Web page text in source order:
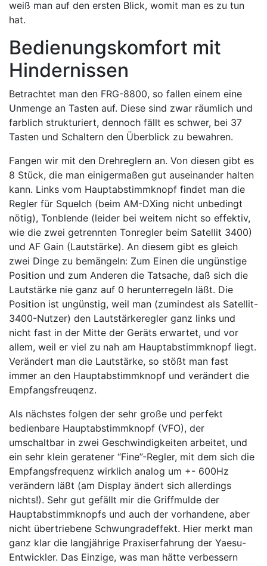
weiß man auf den ersten Blick, womit man es zu tun
hat.
Bedienungskomfort mit
Hindernissen
Betrachtet man den FRG-8800, so fallen einem eine
Unmenge an Tasten auf. Diese sind zwar räumlich und
farblich strukturiert, dennoch fällt es schwer, bei 37
Tasten und Schaltern den Überblick zu bewahren.
Fangen wir mit den Drehreglern an. Von diesen gibt es
8 Stück, die man einigermaßen gut auseinander halten
kann. Links vom Hauptabstimmknopf findet man die
Regler für Squelch (beim AM-DXing nicht unbedingt
nötig), Tonblende (leider bei weitem nicht so effektiv,
wie die zwei getrennten Tonregler beim Satellit 3400)
und AF Gain (Lautstärke). An diesem gibt es gleich
zwei Dinge zu bemängeln: Zum Einen die ungünstige
Position und zum Anderen die Tatsache, daß sich die
Lautstärke nie ganz auf 0 herunterregeln läßt. Die
Position ist ungünstig, weil man (zumindest als Satellit-
3400-Nutzer) den Lautstärkeregler ganz links und
nicht fast in der Mitte der Geräts erwartet, und vor
allem, weil er viel zu nah am Hauptabstimmknopf liegt.
Verändert man die Lautstärke, so stößt man fast
immer an den Hauptabstimmknopf und verändert die
Empfangsfreuqenz.
Als nächstes folgen der sehr große und perfekt
bedienbare Hauptabstimmknopf (VFO), der
umschaltbar in zwei Geschwindigkeiten arbeitet, und
ein sehr klein geratener “Fine”-Regler, mit dem sich die
Empfangsfrequenz wirklich analog um +- 600Hz
verändern läßt (am Display ändert sich allerdings
nichts!). Sehr gut gefällt mir die Griffmulde der
Hauptabstimmknopfs und auch der vorhandene, aber
nicht übertriebene Schwungradeffekt. Hier merkt man
ganz klar die langjährige Praxiserfahrung der Yaesu-
Entwickler. Das Einzige, was man hätte verbessern